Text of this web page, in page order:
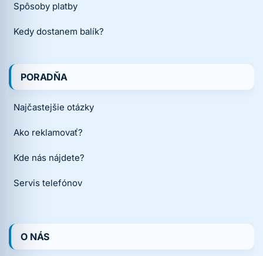
Spôsoby platby
Kedy dostanem balík?
PORADŇA
Najčastejšie otázky
Ako reklamovať?
Kde nás nájdete?
Servis telefónov
O NÁS